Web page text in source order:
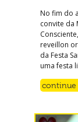
No fim do
convite da
reveillon
da Festa
uma festa
continue